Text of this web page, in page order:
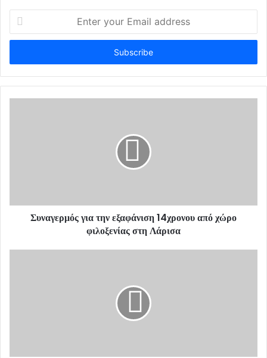
t
r
y
Συναγερμός για την εξαφάνιση 14χρονου από χώρο
φιλοξενίας στη Λάρισα